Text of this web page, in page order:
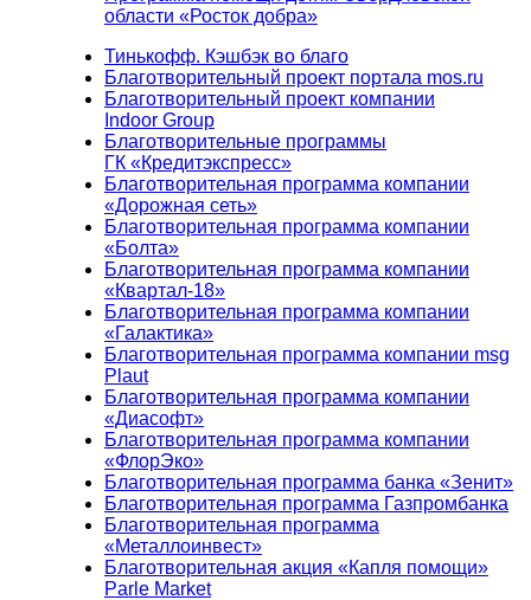
области «Росток добра»
Тинькофф. Кэшбэк во благо
Благотворительный проект портала mos.ru
Благотворительный проект компании
Indoor Group
Благотворительные программы
ГК «Кредитэкспресс»
Благотворительная программа компании
«Дорожная сеть»
Благотворительная программа компании
«Болта»
Благотворительная программа компании
«Квартал-18»
Благотворительная программа компании
«Галактика»
Благотворительная программа компании msg
Plaut
Благотворительная программа компании
«Диасофт»
Благотворительная программа компании
«ФлорЭко»
Благотворительная программа банка «Зенит»
Благотворительная программа Газпромбанка
Благотворительная программа
«Металлоинвест»
Благотворительная акция «Капля помощи»
Parle Market